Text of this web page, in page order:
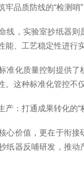
品质防线的“检测哨”
，实验室抄纸器则是
能、工艺稳定性进行
化质量控制提供了核
。这种标准化管控不
：打通成果转化的“
价值，更在于衔接研
纸器反哺研发，推